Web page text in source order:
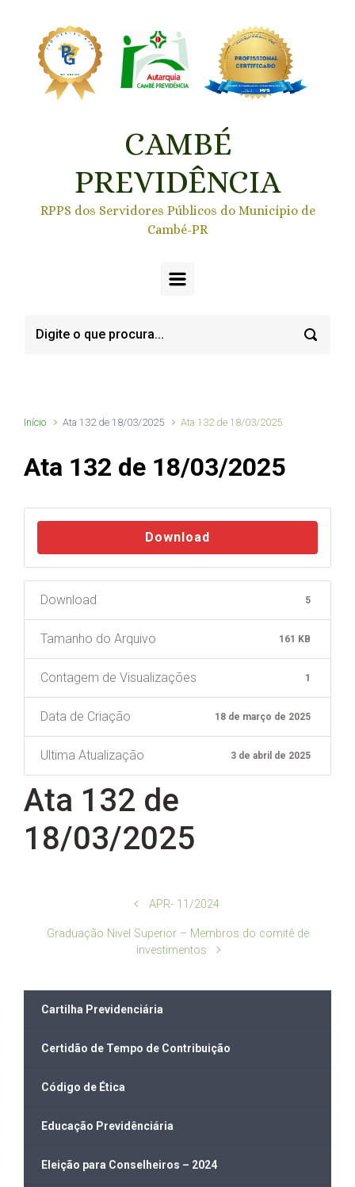
CAMBÉ
PREVIDÊNCIA
RPPS dos Servidores Públicos do Município de
Cambé-PR
Início Ata 132 de 18/03/2025 Ata 132 de 18/03/2025
Ata 132 de 18/03/2025
Download
Download 5
Tamanho do Arquivo 161 KB
Contagem de Visualizações 1
Data de Criação 18 de março de 2025
Ultima Atualização 3 de abril de 2025
Ata 132 de
18/03/2025
APR- 11/2024
Graduação Nivel Superior – Membros do comitê de
investimentos
Cartilha Previdenciária
Certidão de Tempo de Contribuição
Código de Ética
Educação Previdênciária
Eleição para Conselheiros – 2024